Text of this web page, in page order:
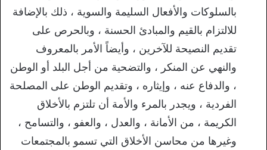
بالسلوكات والأفعال السليمة والسوية ، ذلك بالإضافة
للالتزام بالقيم والمبادئ الحسنة ، وبالحرص على
تقديم النصيحة للآخرين ، وأيضاً الأمر بالمعروف
والنهي عن المنكر ، والتضحية من أجل البلد أو الوطن
، والدفاع عنه ، وإيثاره ، وتقديم الوطن على المصلحة
الفردية ، ويجدر بالمرء والأمة أن تلتزم بالأخلاق
الكريمة ، من الأمانة ، والعدل ، والعفو ، والتسامح ،
وغيرها من محاسن الأخلاق التي تسمو بالمجتمعات